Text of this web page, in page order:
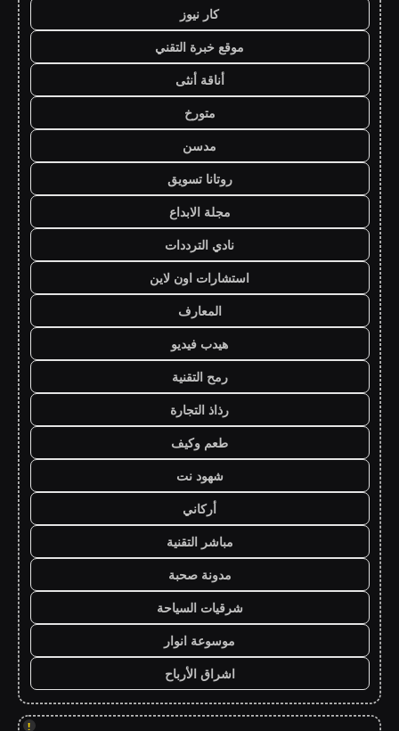
كار نيوز
موقع خبرة التقني
أناقة أنثى
متورخ
مدسن
روتانا تسويق
مجلة الابداع
نادي الترددات
استشارات اون لاين
المعارف
هيدب فيديو
رمح التقنية
رذاذ التجارة
طعم وكيف
شهود نت
أركاني
مباشر التقنية
مدونة صحبة
شرقيات السياحة
موسوعة انوار
اشراق الأرباح
!